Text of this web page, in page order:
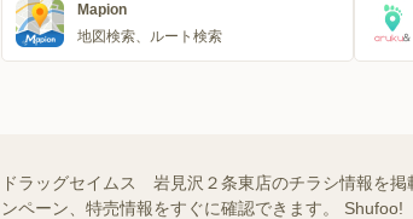
Mapion
地図検索、ルート検索
ドラッグセイムス 岩見沢２条東店のチラシ情報を
ンペーン、特売情報をすぐに確認できます。